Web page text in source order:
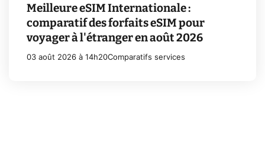
Meilleure eSIM Internationale :
comparatif des forfaits eSIM pour
voyager à l'étranger en août 2026
03 août 2026 à 14h20Comparatifs services